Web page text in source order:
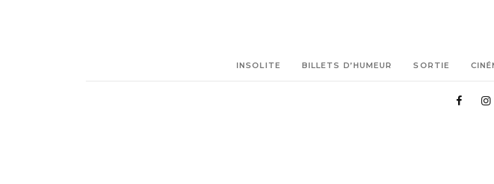
INSOLITE BILLETS D’HUMEUR SORTIE